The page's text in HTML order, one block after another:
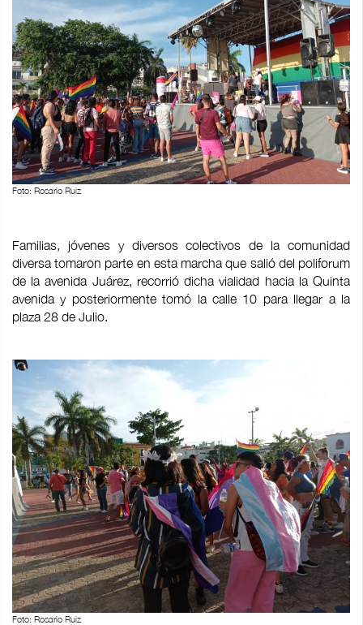
Foto: Rosario Ruiz
Familias, jóvenes y diversos colectivos de la comunidad
diversa tomaron parte en esta marcha que salió del poliforum
de la avenida Juárez, recorrió dicha vialidad hacia la Quinta
avenida y posteriormente tomó la calle 10 para llegar a la
plaza 28 de Julio.
Foto: Rosario Ruiz